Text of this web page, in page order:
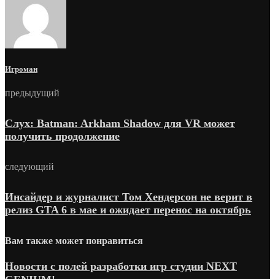
Игроман
предыдущий
Слух: Batman: Arkham Shadow для VR может
получить продолжение
следующий
Инсайдер и журналист Том Хендерсон не верит в
релиз GTA 6 в мае и ожидает перенос на октябрь
Вам также может понравиться
Новости с полей разработки игр студии NEXT